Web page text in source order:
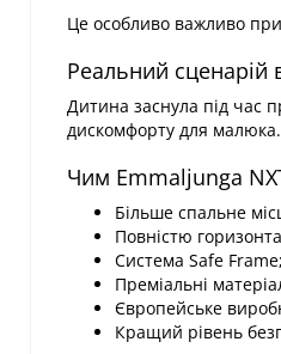
Це особливо важливо
Реальний сценарій
Дитина заснула під час
дискомфорту для малюка.
Чим Emmaljunga
Більше спальне
Повністю
Система Safe Frame;
Преміальні
Європейське
Кращий рівень